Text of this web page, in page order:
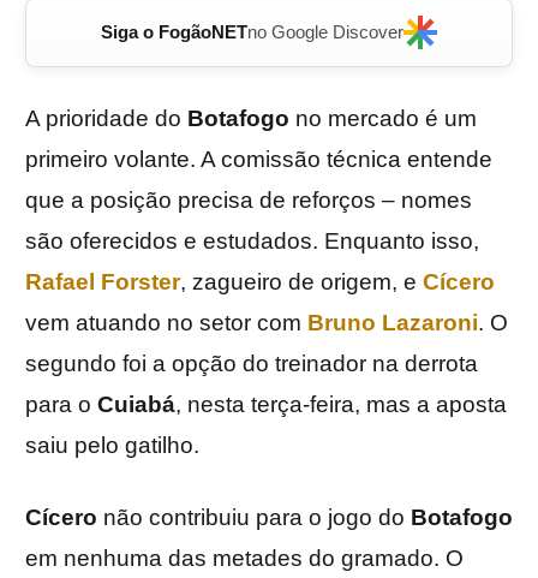
Siga o FogãoNETno Google Discover
A prioridade do Botafogo no mercado é um
primeiro volante. A comissão técnica entende
que a posição precisa de reforços – nomes
são oferecidos e estudados. Enquanto isso,
Rafael Forster, zagueiro de origem, e Cícero
vem atuando no setor com Bruno Lazaroni. O
segundo foi a opção do treinador na derrota
para o Cuiabá, nesta terça-feira, mas a aposta
saiu pelo gatilho.
Cícero não contribuiu para o jogo do Botafogo
em nenhuma das metades do gramado. O